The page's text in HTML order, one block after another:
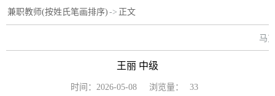
兼职教师(按姓氏笔画排序) -> 正文
马
王丽 中级
时间：2026-05-08 浏览量： 33